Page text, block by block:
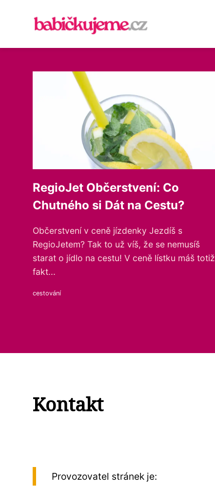
RegioJet Občerstvení: Co
Chutného si Dát na Cestu?
Občerstvení v ceně jízdenky Jezdíš s
RegioJetem? Tak to už víš, že se nemusíš
starat o jídlo na cestu! V ceně lístku máš totiž
fakt...
cestování
Kontakt
Provozovatel stránek je: